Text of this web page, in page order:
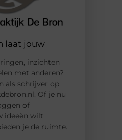
laat jouw
inzichten
met anderen?
als schrijver op
Of je nu
of
ideeën wilt
je de ruimte.